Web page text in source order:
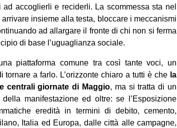
accoglierli e reciderli. La scommessa sta nel
insieme alla testa, bloccare i meccanismi
ad allargare il fronte di chi non si ferma
di base l’uguaglianza sociale.
piattaforma comune tra così tante voci, un
a farlo. L’orizzonte chiaro a tutti è che la
centrali giornate di Maggio, ma si tratta di un
manifestazione ed oltre: se l’Esposizione
eredità in termini di debito, cemento,
Italia ed Europa, dalle città alle campagne,